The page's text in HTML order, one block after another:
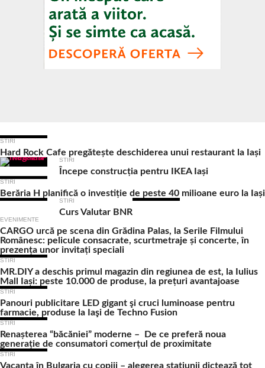
STIRI
Hard Rock Cafe pregătește deschiderea unui restaurant la Iași
STIRI
Începe construcția pentru IKEA Iași
STIRI
Berăria H planifică o investiție de peste 40 milioane euro la Iași
STIRI
Curs Valutar BNR
EVENIMENTE
CARGO urcă pe scena din Grădina Palas, la Serile Filmului
Românesc: pelicule consacrate, scurtmetraje și concerte, în
prezența unor invitați speciali
STIRI
MR.DIY a deschis primul magazin din regiunea de est, la Iulius
Mall Iași: peste 10.000 de produse, la prețuri avantajoase
STIRI
Panouri publicitare LED gigant şi cruci luminoase pentru
farmacie, produse la Iaşi de Techno Fusion
STIRI
Renașterea “băcăniei” moderne – De ce preferă noua
generație de consumatori comerțul de proximitate
STIRI
Vacanța în Bulgaria cu copiii – alegerea stațiunii dictează tot